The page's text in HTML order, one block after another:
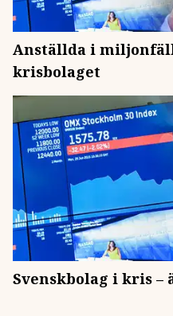
Anställda i
krisbolaget
Svenskbolag i kris –